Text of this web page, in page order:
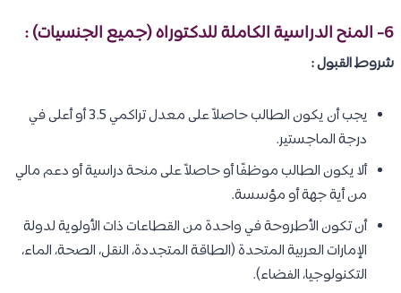
6- المنح الدراسية الكاملة للدكتوراه (جميع الجنسيات) :
شروط القبول :
يجب أن يكون الطالب حاصلاً على معدل تراكمي 3.5 أو أعلى في
درجة الماجستير.
ألا يكون الطالب موظفًا أو حاصلاً على منحة دراسية أو دعم مالي
من أية جهة أو مؤسسة.
أن تكون الأطروحة في واحدة من القطاعات ذات الأولوية لدولة
الإمارات العربية المتحدة (الطاقة المتجددة، النقل، الصحة، الماء،
التكنولوجيا، الفضاء).